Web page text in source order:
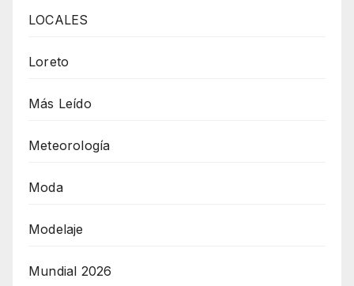
LOCALES
Loreto
Más Leído
Meteorología
Moda
Modelaje
Mundial 2026